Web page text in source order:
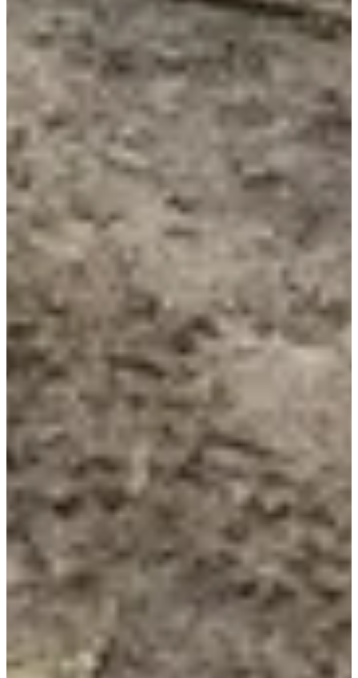
km
+33 m
19:00
Fechas de inscripción
Aún sin comunicar
Más información
Más información